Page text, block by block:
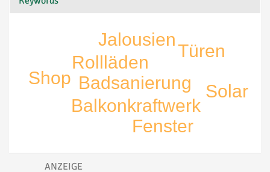
Badsanierung
Balkonkraftwerk
Rollläden
Fenster
Jalousien
Shop
Türen
Solar